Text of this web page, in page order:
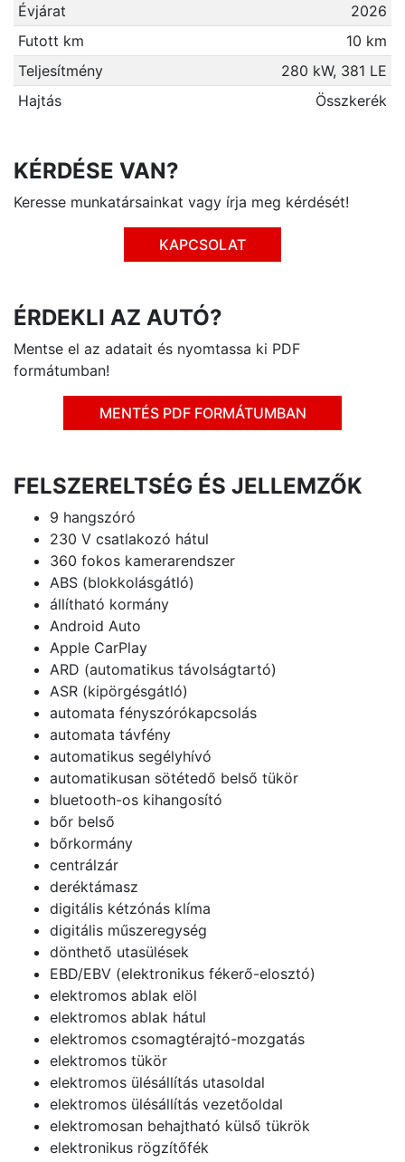
Évjárat
2026
Futott km
10 km
Teljesítmény
280 kW, 381 LE
Hajtás
Összkerék
KÉRDÉSE VAN?
Keresse munkatársainkat vagy írja meg kérdését!
KAPCSOLAT
ÉRDEKLI AZ AUTÓ?
Mentse el az adatait és nyomtassa ki PDF
formátumban!
MENTÉS PDF FORMÁTUMBAN
FELSZERELTSÉG ÉS JELLEMZŐK
9 hangszóró
230 V csatlakozó hátul
360 fokos kamerarendszer
ABS (blokkolásgátló)
állítható kormány
Android Auto
Apple CarPlay
ARD (automatikus távolságtartó)
ASR (kipörgésgátló)
automata fényszórókapcsolás
automata távfény
automatikus segélyhívó
automatikusan sötétedő belső tükör
bluetooth-os kihangosító
bőr belső
bőrkormány
centrálzár
deréktámasz
digitális kétzónás klíma
digitális műszeregység
dönthető utasülések
EBD/EBV (elektronikus fékerő-elosztó)
elektromos ablak elöl
elektromos ablak hátul
elektromos csomagtérajtó-mozgatás
elektromos tükör
elektromos ülésállítás utasoldal
elektromos ülésállítás vezetőoldal
elektromosan behajtható külső tükrök
elektronikus rögzítőfék